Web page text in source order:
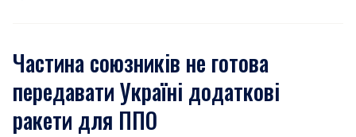
Частина союзників не готова
передавати Україні додаткові
ракети для ППО